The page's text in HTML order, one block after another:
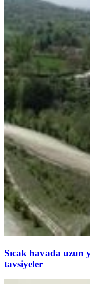
Sıcak havada uzun
tavsiyeler